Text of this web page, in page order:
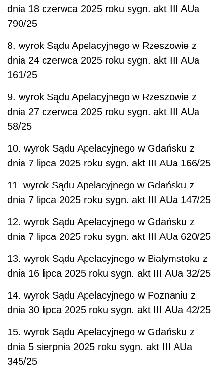
dnia 18 czerwca 2025 roku sygn. akt III AUa
790/25
8. wyrok Sądu Apelacyjnego w Rzeszowie z
dnia 24 czerwca 2025 roku sygn. akt III AUa
161/25
9. wyrok Sądu Apelacyjnego w Rzeszowie z
dnia 27 czerwca 2025 roku sygn. akt III AUa
58/25
10. wyrok Sądu Apelacyjnego w Gdańsku z
dnia 7 lipca 2025 roku sygn. akt III AUa 166/25
11. wyrok Sądu Apelacyjnego w Gdańsku z
dnia 7 lipca 2025 roku sygn. akt III AUa 147/25
12. wyrok Sądu Apelacyjnego w Gdańsku z
dnia 7 lipca 2025 roku sygn. akt III AUa 620/25
13. wyrok Sądu Apelacyjnego w Białymstoku z
dnia 16 lipca 2025 roku sygn. akt III AUa 32/25
14. wyrok Sądu Apelacyjnego w Poznaniu z
dnia 30 lipca 2025 roku sygn. akt III AUa 42/25
15. wyrok Sądu Apelacyjnego w Gdańsku z
dnia 5 sierpnia 2025 roku sygn. akt III AUa
345/25